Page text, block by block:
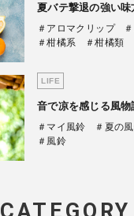
夏バテ撃退の強い味
＃アロマクリップ
＃柑橘系
＃柑橘類
LIFE
音で凉を感じる風物
＃マイ風鈴 ＃夏の
＃風鈴